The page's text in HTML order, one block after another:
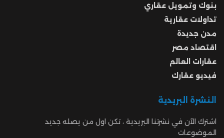
بنوك وتمويل عقاري
تداولات عقارية
مدن جديدة
اقتصاد مصر
عقارات العالم
فيديو عقارك
النشرة البريدية
اشترك الآن في نشرتنا البريدية ، تكن اول من يصله جديد
الموضوعات